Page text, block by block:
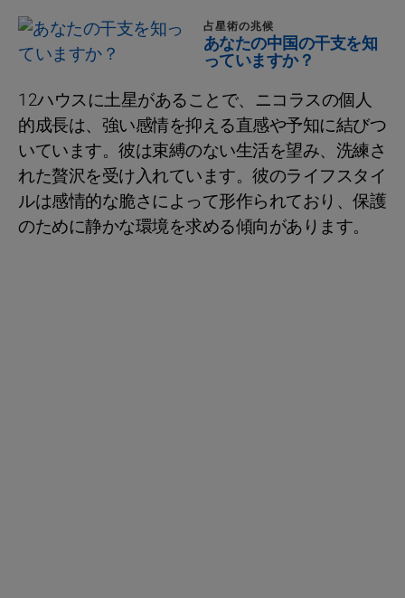
占星術の兆候
あなたの中国の干支を知
っていますか？
12ハウスに土星があることで、ニコラスの個人
的成長は、強い感情を抑える直感や予知に結びつ
いています。彼は束縛のない生活を望み、洗練さ
れた贅沢を受け入れています。彼のライフスタイ
ルは感情的な脆さによって形作られており、保護
のために静かな環境を求める傾向があります。